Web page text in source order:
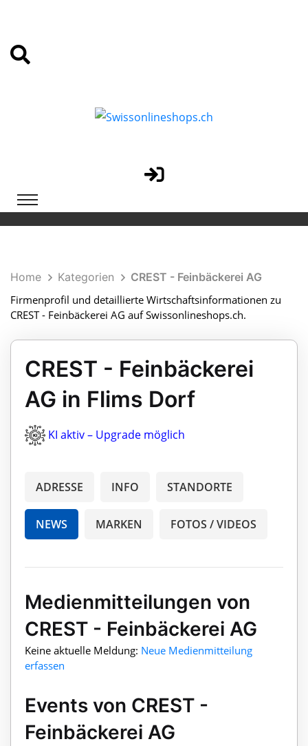
Home Kategorien
CREST - Feinbäckerei AG
Firmenprofil und detaillierte Wirtschaftsinformationen zu
CREST - Feinbäckerei AG auf Swissonlineshops.ch.
CREST - Feinbäckerei
AG in Flims Dorf
KI aktiv – Upgrade möglich
ADRESSE INFO STANDORTE
NEWS MARKEN FOTOS / VIDEOS
Medienmitteilungen von
CREST - Feinbäckerei AG
Keine aktuelle Meldung: Neue Medienmitteilung
erfassen
Events von CREST -
Feinbäckerei AG